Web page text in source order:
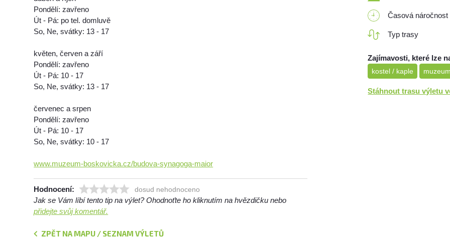
Pondělí: zavřeno
Út - Pá: po tel. domluvě
So, Ne, svátky: 13 - 17
květen, červen a září
Pondělí: zavřeno
Út - Pá: 10 - 17
So, Ne, svátky: 13 - 17
červenec a srpen
Pondělí: zavřeno
Út - Pá: 10 - 17
So, Ne, svátky: 10 - 17
www.muzeum-boskovicka.cz/budova-synagoga-maior
Hodnocení: dosud nehodnoceno
Jak se Vám líbí tento tip na výlet? Ohodnoťte ho kliknutím na hvězdičku nebo
přidejte svůj komentář.
ZPĚT NA MAPU / SEZNAM VÝLETŮ
Časová náročnost
Typ trasy
Zajímavosti, které lze
kostel / kaple
Stáhnout trasu výletu